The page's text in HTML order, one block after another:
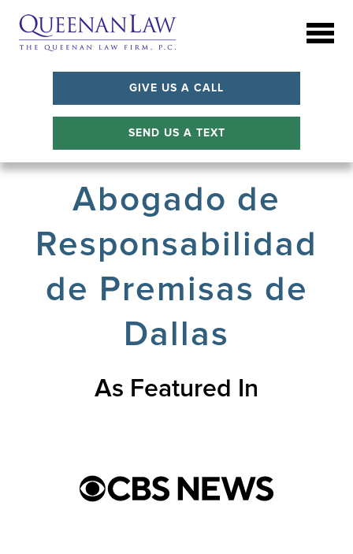
GIVE US A CALL
SEND US A TEXT
Abogado de
Responsabilidad
de Premisas de
Dallas
As Featured In